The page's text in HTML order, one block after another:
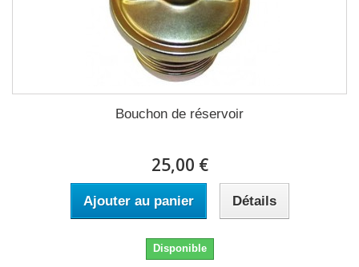
Bouchon de réservoir
25,00 €
Ajouter au panier Détails
Disponible